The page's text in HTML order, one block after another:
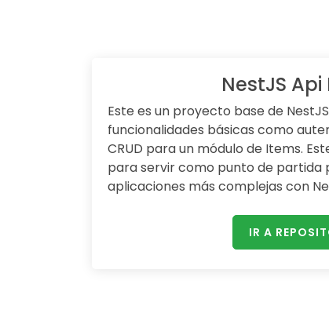
NestJS
Este es un proyecto base de
funcionalidades básicas como
CRUD para un módulo de Items.
para servir como punto de partida
aplicaciones más complejas con
IR A